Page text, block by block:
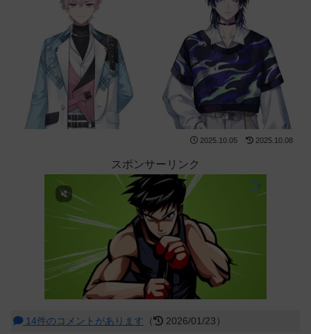
2025.10.05 2025.10.08
スポンサーリンク
14件のコメントがあります （ 2026/01/23）